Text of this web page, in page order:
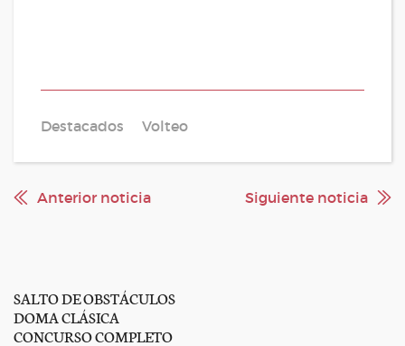
Destacados Volteo
Anterior noticia Siguiente noticia
SALTO DE OBSTÁCULOS
DOMA CLÁSICA
CONCURSO COMPLETO